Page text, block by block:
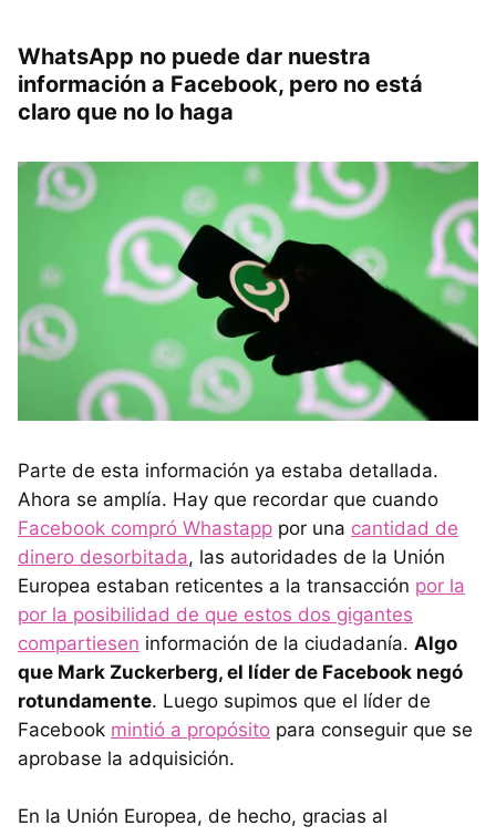
WhatsApp no puede dar nuestra
información a Facebook, pero no está
claro que no lo haga
Parte de esta información ya estaba detallada.
Ahora se amplía. Hay que recordar que cuando
Facebook compró Whastapp por una cantidad de
dinero desorbitada, las autoridades de la Unión
Europea estaban reticentes a la transacción por la
por la posibilidad de que estos dos gigantes
compartiesen información de la ciudadanía. Algo
que Mark Zuckerberg, el líder de Facebook negó
rotundamente. Luego supimos que el líder de
Facebook mintió a propósito para conseguir que se
aprobase la adquisición.
En la Unión Europea, de hecho, gracias al